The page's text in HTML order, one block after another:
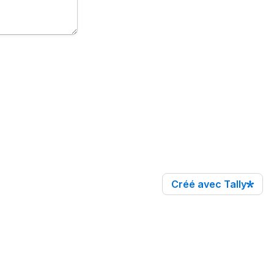
Créé avec Tally